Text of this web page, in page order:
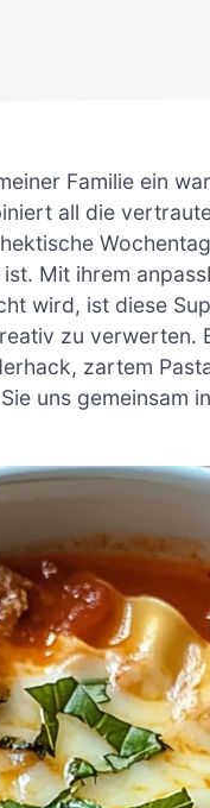
Familie ein
all die
Mit ihrem
wird, ist diese
zu verwerten.
zartem
uns gemeinsam